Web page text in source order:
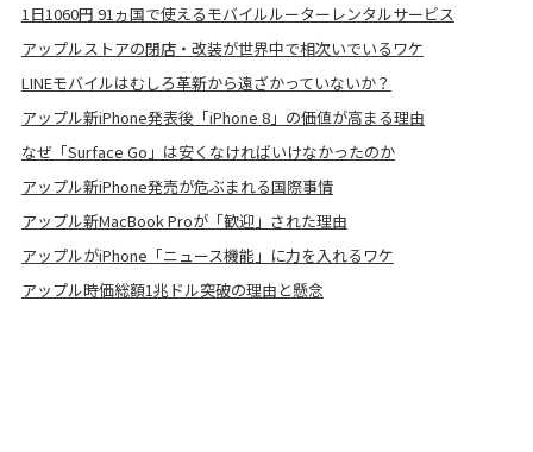
1日1060円 91ヵ国で使えるモバイルルーターレンタルサービス
アップルストアの閉店・改装が世界中で相次いでいるワケ
LINEモバイルはむしろ革新から遠ざかっていないか？
アップル新iPhone発表後「iPhone 8」の価値が高まる理由
なぜ「Surface Go」は安くなければいけなかったのか
アップル新iPhone発売が危ぶまれる国際事情
アップル新MacBook Proが「歓迎」された理由
アップルがiPhone「ニュース機能」に力を入れるワケ
アップル時価総額1兆ドル突破の理由と懸念